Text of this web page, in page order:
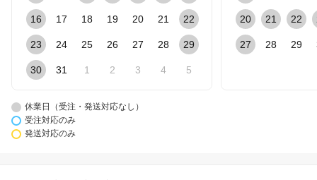
16 17 18 19 20 21 22
23 24 25 26 27 28 29
30 31 1 2 3 4 5
20 21 22
27 28 29
休業日（受注・発送対応なし）
受注対応のみ
発送対応のみ